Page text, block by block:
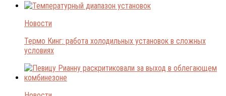
Новости
Термо Кинг: работа холодильных установок в сложных
условиях